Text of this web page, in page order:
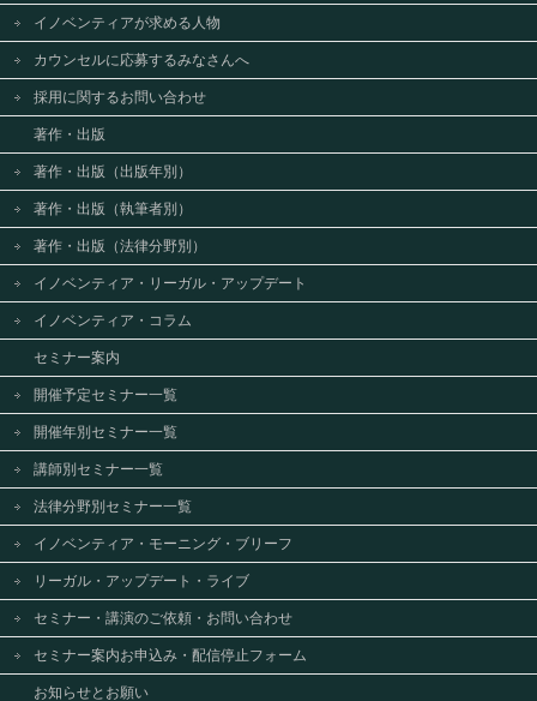
イノベンティアが求める人物
カウンセルに応募するみなさんへ
採用に関するお問い合わせ
著作・出版
著作・出版（出版年別）
著作・出版（執筆者別）
著作・出版（法律分野別）
イノベンティア・リーガル・アップデート
イノベンティア・コラム
セミナー案内
開催予定セミナー一覧
開催年別セミナー一覧
講師別セミナー一覧
法律分野別セミナー一覧
イノベンティア・モーニング・ブリーフ
リーガル・アップデート・ライブ
セミナー・講演のご依頼・お問い合わせ
セミナー案内お申込み・配信停止フォーム
お知らせとお願い